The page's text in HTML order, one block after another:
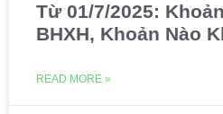
Từ 01/7/2025:
BHXH, Khoản Nào
READ MORE »